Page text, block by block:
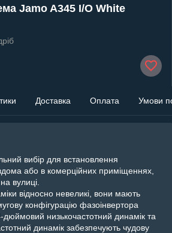
Jamo A345 I/O White
Доставка Оплата Умови
вибір для встановлення
або в комерційних приміщеннях,
вулиці.
відносно невеликі, вони мають
конфігурацію фазоінвертора
дюймовий низькочастотний динамік та
динамік забезпечують чудову